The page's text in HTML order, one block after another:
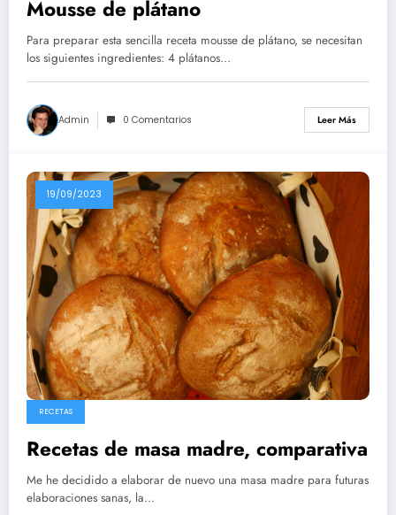
Mousse de plátano
Para preparar esta sencilla receta mousse de plátano, se necesitan
los siguientes ingredientes: 4 plátanos…
Admin 0 Comentarios Leer Más
19/09/2023
RECETAS
Recetas de masa madre, comparativa
Me he decidido a elaborar de nuevo una masa madre para futuras
elaboraciones sanas, la…